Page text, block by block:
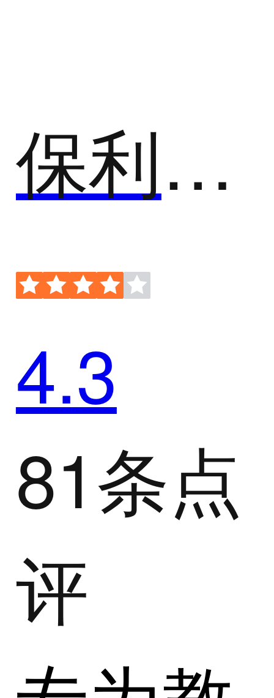
保利威云课堂
4.3
81条点
评